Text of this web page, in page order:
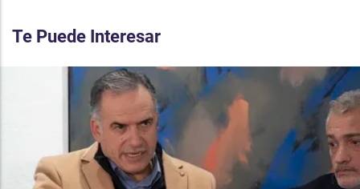
Te Puede Interesar